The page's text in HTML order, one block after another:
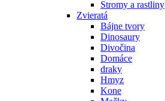
Stromy a rastliny
Zvieratá
Bájne tvory
Dinosaury
Divočina
Domáce
draky
Hmyz
Kone